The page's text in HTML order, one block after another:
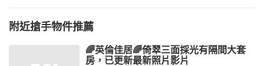
附近搶手物件推薦
🌈英倫佳居🌈倚翠三面採光有隔間大套
房，已更新最新照片影片